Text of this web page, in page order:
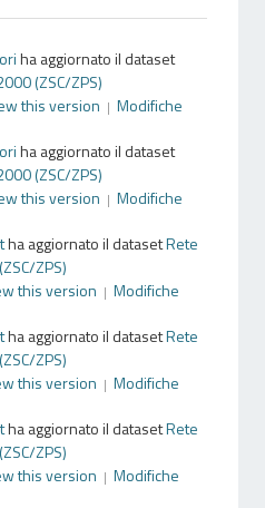
ha aggiornato il dataset
(ZSC/ZPS)
this version | Modifiche
ha aggiornato il dataset
(ZSC/ZPS)
this version | Modifiche
ha aggiornato il datasetRete
ZPS)
this version | Modifiche
ha aggiornato il datasetRete
ZPS)
this version | Modifiche
ha aggiornato il datasetRete
ZPS)
this version | Modifiche